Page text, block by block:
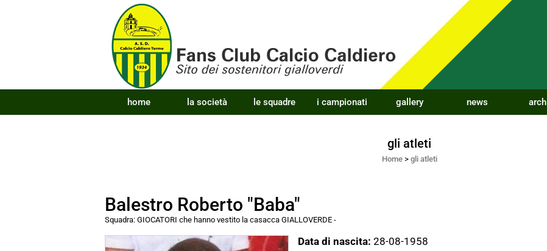
home la società le squadre i campionati gallery news
gli atleti
Home> gli atleti
Balestro Roberto "Baba"
Squadra: GIOCATORI che hanno vestito la casacca GIALLOVERDE -
Data di nascita: 28-08-1958